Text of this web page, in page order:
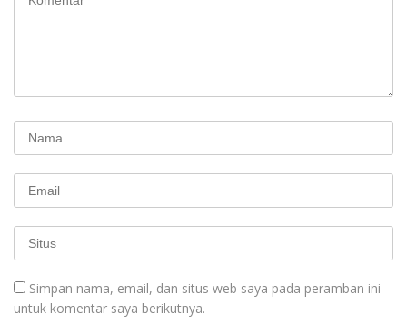
Simpan nama, email, dan situs web saya pada peramban ini
untuk komentar saya berikutnya.